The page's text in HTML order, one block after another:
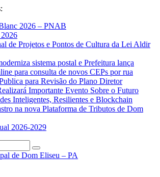
2026 – PNAB
de Projetos e Pontos de Cultura da Lei Aldir
sistema postal e Prefeitura lança
para consulta de novos CEPs por rua
para Revisão do Plano Diretor
Importante Evento Sobre o Futuro
Inteligentes, Resilientes e Blockchain
na nova Plataforma de Tributos de Dom
2026-2029